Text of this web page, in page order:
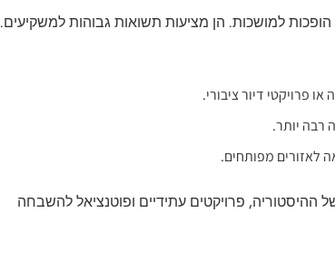
למושכות. הן מציעות תשואות גבוהות למשקיעים.
פרויקטי דיור ציבורי.
רבה יותר.
לאזורים מפותחים.
ההיסטוריה, פרויקטים עתידיים ופוטנציאל להשבחה